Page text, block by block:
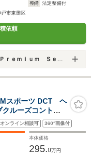
整備
法定整備付
戸市東灘区
依頼
ｅｃｔｉｏｎ 六甲アイランド
スポーツ DCT ヘ
ルーズコントロ
シートヒーター
エントライト カ
オンライン相談可 360°画像付
本体価格
295.0万円